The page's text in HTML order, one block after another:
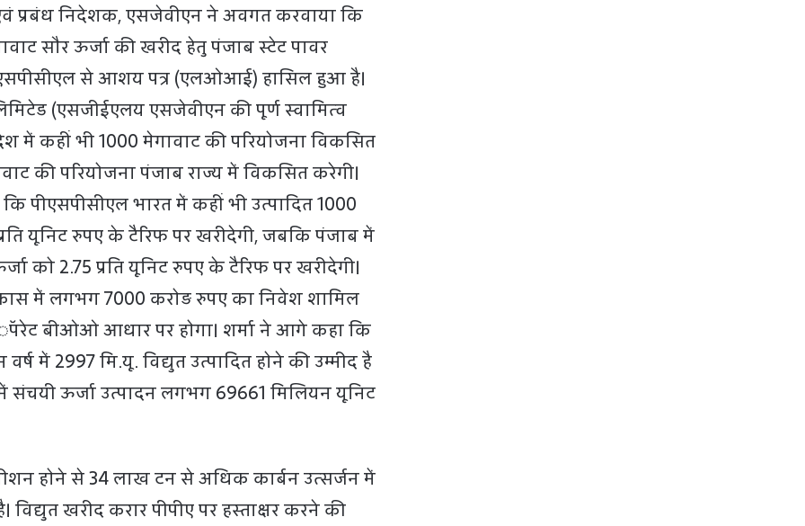
प्रबंध निदेशक, एसजेवीएन ने अवगत करवाया कि
सौर ऊर्जा की खरीद हेतु पंजाब स्टेट पावर
से आशय पत्र (एलओआई) हासिल हुआ है।
(एसजीईएलय एसजेवीएन की पूर्ण स्वामित्व
में कहीं भी 1000 मेगावाट की परियोजना विकसित
की परियोजना पंजाब राज्य में विकसित करेगी।
पीएसपीसीएल भारत में कहीं भी उत्पादित 1000
यूनिट रुपए के टैरिफ पर खरीदेगी, जबकि पंजाब में
को 2.75 प्रति यूनिट रुपए के टैरिफ पर खरीदेगी।
में लगभग 7000 करोड़ रुपए का निवेश शामिल
बीओओ आधार पर होगा। शर्मा ने आगे कहा कि
में 2997 मि.यू. विद्युत उत्पादित होने की उम्मीद है
संचयी ऊर्जा उत्पादन लगभग 69661 मिलियन यूनिट
होने से 34 लाख टन से अधिक कार्बन उत्सर्जन में
खरीद करार पीपीए पर हस्ताक्षर करने की